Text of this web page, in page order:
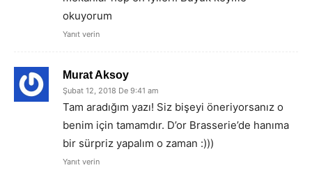
okuyorum
Yanıt verin
Murat Aksoy
Şubat 12, 2018 De 9:41 am
Tam aradığım yazı! Siz bişeyi öneriyorsanız o
benim için tamamdır. D’or Brasserie’de hanıma
bir sürpriz yapalım o zaman :)))
Yanıt verin